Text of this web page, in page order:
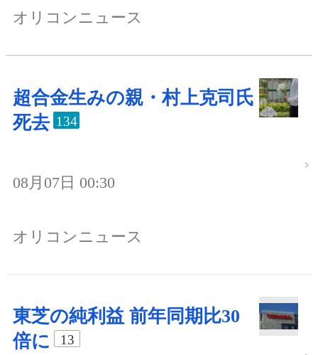
オリコンニュース
超合金生みの親・村上克司氏
死去 134
08月07日 00:30
オリコンニュース
東芝の純利益 前年同期比30
倍に
13